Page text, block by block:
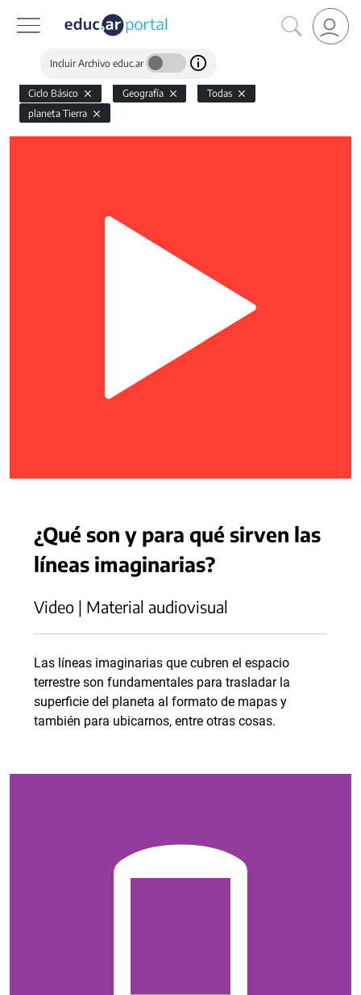
Incluir Archivo educ.ar
Ciclo Básico Geografía
Todas
planeta Tierra
¿Qué son y para qué sirven las
líneas imaginarias?
Video | Material audiovisual
Las líneas imaginarias que cubren el espacio
terrestre son fundamentales para trasladar la
superficie del planeta al formato de mapas y
también para ubicarnos, entre otras cosas.